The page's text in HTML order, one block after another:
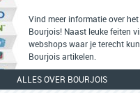
Vind meer informatie over het
Bourjois! Naast leuke feiten
webshops waar je terecht
Bourjois artikelen.
ALLES OVER BOURJOIS